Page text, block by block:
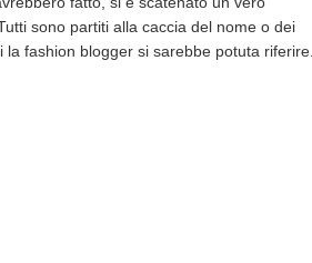
sono partiti alla caccia del nome o dei
la fashion blogger si sarebbe potuta riferire.